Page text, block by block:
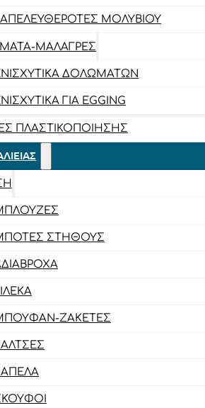
ΑΠΕΛΕΥΘΕΡΟΤΈΣ ΜΟΛΥΒΙΟΎ
ΜΑΛΆΓΡΕΣ
ΔΟΛΩΜΆΤΩΝ
ΓΙΑ EGGING
ΠΛΑΣΤΙΚΟΠΟΊΗΣΗΣ
ΣΤΉΘΟΥΣ
ΖΑΚΈΤΕΣ